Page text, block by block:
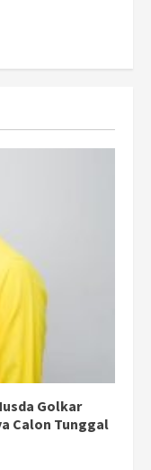
Golkar
Calon Tunggal